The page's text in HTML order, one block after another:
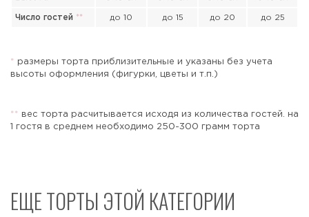
Число гостей ** до 10 до 15 до 20 до 25
*
размеры торта приблизительные и указаны без учета
высоты оформления (фигурки, цветы и т.п.)
* *
вес торта расчитывается исходя из количества гостей. на
1 гостя в среднем необходимо 250-300 грамм торта
ЕЩЕ ТОРТЫ ЭТОЙ КАТЕГОРИИ
Прикрепить файл или фото
Отправить